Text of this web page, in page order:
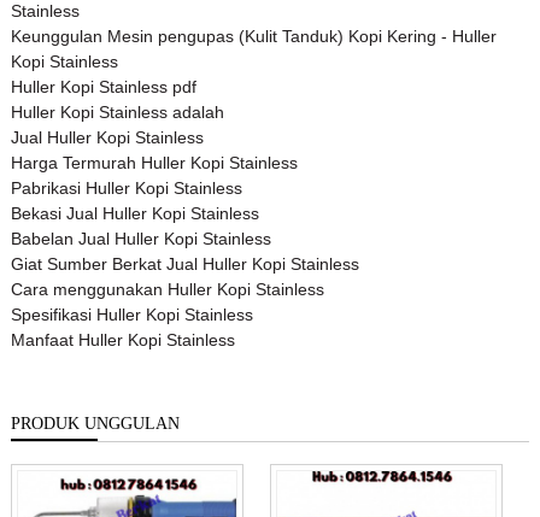
Stainless
Keunggulan Mesin pengupas (Kulit Tanduk) Kopi Kering - Huller
Kopi Stainless
Huller Kopi Stainless pdf
Huller Kopi Stainless adalah
Jual Huller Kopi Stainless
Harga Termurah Huller Kopi Stainless
Pabrikasi Huller Kopi Stainless
Bekasi Jual Huller Kopi Stainless
Babelan Jual Huller Kopi Stainless
Giat Sumber Berkat Jual Huller Kopi Stainless
Cara menggunakan Huller Kopi Stainless
Spesifikasi Huller Kopi Stainless
Manfaat Huller Kopi Stainless
PRODUK UNGGULAN